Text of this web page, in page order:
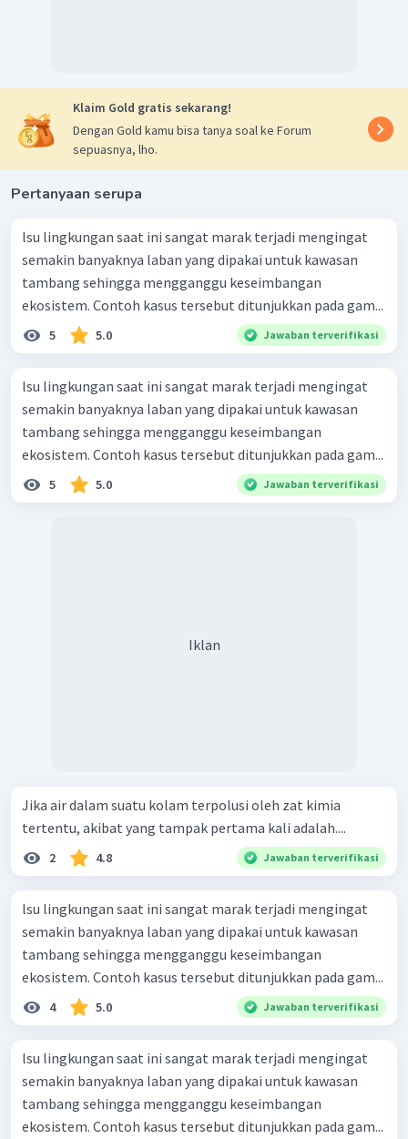
Klaim Gold gratis sekarang!
Dengan Gold kamu bisa tanya soal ke Forum
sepuasnya, lho.
Pertanyaan serupa
lsu lingkungan saat ini sangat marak terjadi mengingat
semakin banyaknya laban yang dipakai untuk kawasan
tambang sehingga mengganggu keseimbangan
ekosistem. Contoh kasus tersebut ditunjukkan pada gam...
5 5.0 Jawaban terverifikasi
lsu lingkungan saat ini sangat marak terjadi mengingat
semakin banyaknya laban yang dipakai untuk kawasan
tambang sehingga mengganggu keseimbangan
ekosistem. Contoh kasus tersebut ditunjukkan pada gam...
5 5.0 Jawaban terverifikasi
Iklan
Jika air dalam suatu kolam terpolusi oleh zat kimia
tertentu, akibat yang tampak pertama kali adalah....
2 4.8 Jawaban terverifikasi
lsu lingkungan saat ini sangat marak terjadi mengingat
semakin banyaknya laban yang dipakai untuk kawasan
tambang sehingga mengganggu keseimbangan
ekosistem. Contoh kasus tersebut ditunjukkan pada gam...
4 5.0 Jawaban terverifikasi
lsu lingkungan saat ini sangat marak terjadi mengingat
semakin banyaknya laban yang dipakai untuk kawasan
tambang sehingga mengganggu keseimbangan
ekosistem. Contoh kasus tersebut ditunjukkan pada gam...